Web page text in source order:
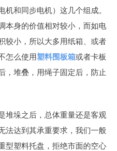
机和同步电机）这几个组成。
本身的价值相对较小，而如电
较小，所以大多用纸箱、或者
怎么使用塑料围板箱或者卡板
，堆叠，用绳子固定后，防止
堆垛之后，总体重量还是客观
法达到其承重要求，我们一般
型塑料托盘，拒绝市面的空心